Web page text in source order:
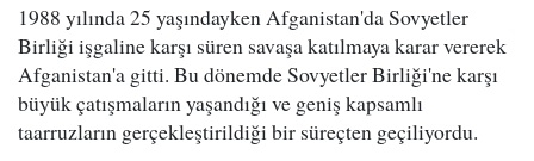
1988 yılında 25 yaşındayken Afganistan'da Sovyetler
Birliği işgaline karşı süren savaşa katılmaya karar vererek
Afganistan'a gitti. Bu dönemde Sovyetler Birliği'ne karşı
büyük çatışmaların yaşandığı ve geniş kapsamlı
taarruzların gerçekleştirildiği bir süreçten geçiliyordu.